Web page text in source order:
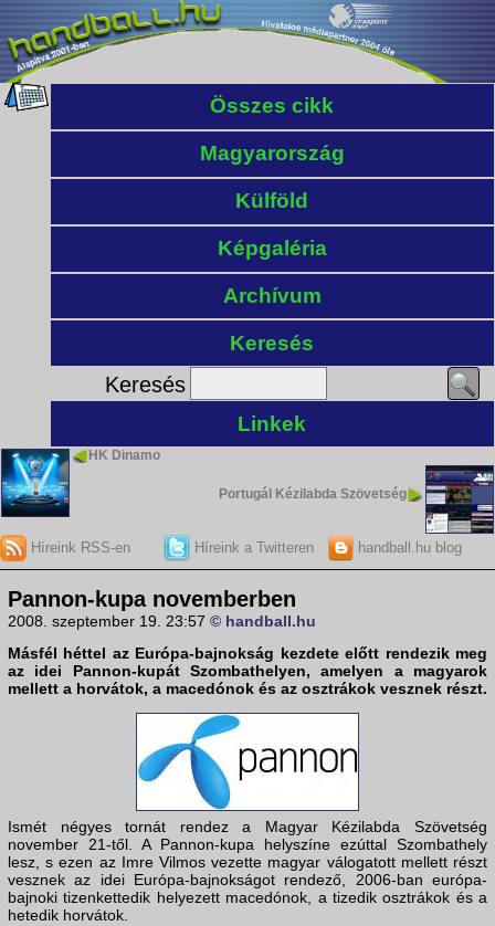
Összes cikk
Magyarország
Külföld
Képgaléria
Archívum
Keresés
Keresés
Linkek
HK Dinamo
Portugál Kézilabda Szövetség
Híreink RSS-en Híreink a Twitteren handball.hu blog
Pannon-kupa novemberben
2008. szeptember 19. 23:57 © handball.hu
Másfél héttel az Európa-bajnokság kezdete előtt rendezik meg
az idei Pannon-kupát Szombathelyen, amelyen a magyarok
mellett a horvátok, a macedónok és az osztrákok vesznek részt.
Ismét négyes tornát rendez a Magyar Kézilabda Szövetség
november 21-től. A Pannon-kupa helyszíne ezúttal Szombathely
lesz, s ezen az Imre Vilmos vezette magyar válogatott mellett részt
vesznek az idei Európa-bajnokságot rendező, 2006-ban európa-
bajnoki tizenkettedik helyezett macedónok, a tizedik osztrákok és a
hetedik horvátok.